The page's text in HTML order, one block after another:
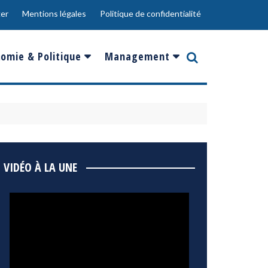
Mentions légales Politique de confidentialité
& Politique Management
Innovation
VIDÉO À LA UNE